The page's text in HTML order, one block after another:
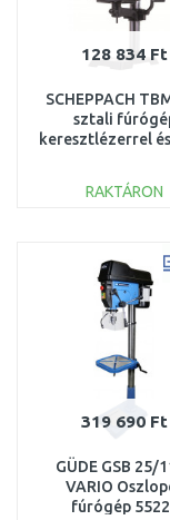
128 834 Ft
SCHEPPACH
sztali
keresztlézerrel
RAKTÁRON
319 690 Ft
GÜDE GSB 25/
VARIO
fúrógép